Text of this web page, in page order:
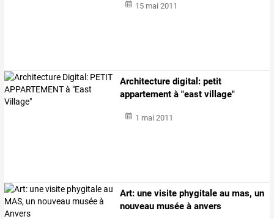
15 mai 2011
Architecture digital: petit
appartement à "east village"
1 mai 2011
Art: une visite phygitale au mas, un
nouveau musée à anvers